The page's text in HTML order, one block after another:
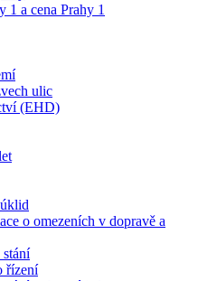
1 a cena Prahy 1
ulic
(EHD)
o omezeních v dopravě a
stání
řízení